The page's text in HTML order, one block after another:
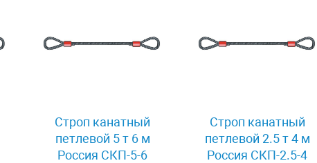
Строп канатный
петлевой 5 т 6 м
Россия СКП-5-6
Строп канатный
петлевой 2.5 т 4 м
Россия СКП-2.5-4